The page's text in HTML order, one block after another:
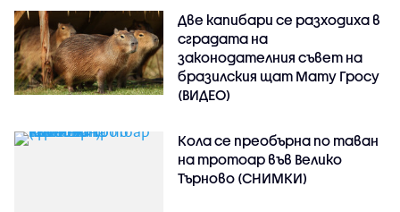
Две капибари се разходиха в
сградата на
законодателния съвет на
бразилския щат Мату Гросу
(ВИДЕО)
Кола се преобърна по таван
на тротоар във Велико
Търново (СНИМКИ)